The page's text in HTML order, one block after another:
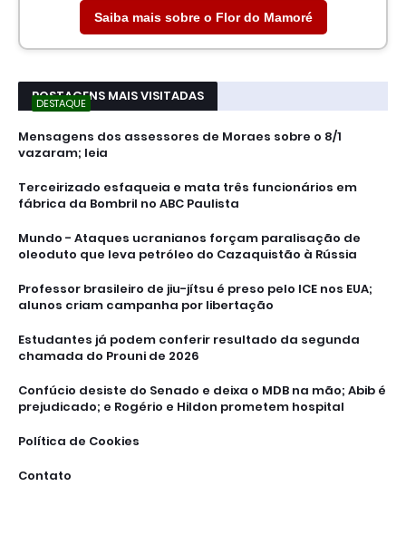
Saiba mais sobre o Flor do Mamoré
POSTAGENS MAIS VISITADAS
DESTAQUE
Mensagens dos assessores de Moraes sobre o 8/1
vazaram; leia
Terceirizado esfaqueia e mata três funcionários em
fábrica da Bombril no ABC Paulista
Mundo - Ataques ucranianos forçam paralisação de
oleoduto que leva petróleo do Cazaquistão à Rússia
Professor brasileiro de jiu-jítsu é preso pelo ICE nos EUA;
alunos criam campanha por libertação
Estudantes já podem conferir resultado da segunda
chamada do Prouni de 2026
Confúcio desiste do Senado e deixa o MDB na mão; Abib é
prejudicado; e Rogério e Hildon prometem hospital
Política de Cookies
Contato